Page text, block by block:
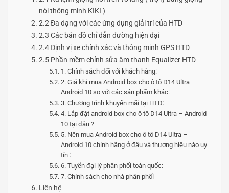
nói thông minh KIKI )
2.2 Đa dạng với các ứng dụng giải trí của HTD
2.3 Các bản đồ chỉ dẫn đường hiện đại
2.4 Định vị xe chính xác và thông minh GPS HTD
2.5 Phần mềm chỉnh sửa âm thanh Equalizer HTD
1. Chính sách đối với khách hàng:
2. Giá khi mua Android box cho ô tô D14 Ultra –
Android 10 so với các sản phẩm khác:
3. Chương trình khuyến mãi tại HTD:
4. Lắp đặt android box cho ô tô D14 Ultra – Android
10 tại đâu ?
5. Nên mua Android box cho ô tô D14 Ultra –
Android 10 chính hãng ở đâu và thương hiệu nào uy
tín :
6. Tuyển đại lý phân phối toàn quốc:
7. Chính sách cho nhà phân phối
Liên hệ